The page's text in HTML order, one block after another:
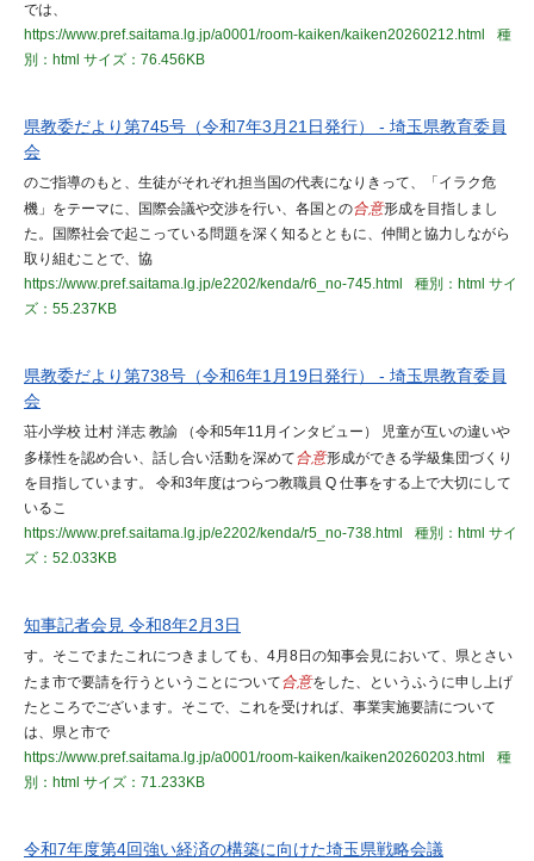
では、
https://www.pref.saitama.lg.jp/a0001/room-kaiken/kaiken20260212.html
種
別：html サイズ：76.456KB
県教委だより第745号（令和7年3月21日発行） - 埼玉県教育委員
会
のご指導のもと、生徒がそれぞれ担当国の代表になりきって、「イラク危
機」をテーマに、国際会議や交渉を行い、各国との合意形成を目指しまし
た。国際社会で起こっている問題を深く知るとともに、仲間と協力しながら
取り組むことで、協
https://www.pref.saitama.lg.jp/e2202/kenda/r6_no-745.html
種別：html サイ
ズ：55.237KB
県教委だより第738号（令和6年1月19日発行） - 埼玉県教育委員
会
荘小学校 辻村 洋志 教諭 （令和5年11月インタビュー） 児童が互いの違いや
多様性を認め合い、話し合い活動を深めて合意形成ができる学級集団づくり
を目指しています。 令和3年度はつらつ教職員 Q 仕事をする上で大切にして
いるこ
https://www.pref.saitama.lg.jp/e2202/kenda/r5_no-738.html
種別：html サイ
ズ：52.033KB
知事記者会見 令和8年2月3日
す。そこでまたこれにつきましても、4月8日の知事会見において、県とさい
たま市で要請を行うということについて合意をした、というふうに申し上げ
たところでございます。そこで、これを受ければ、事業実施要請について
は、県と市で
https://www.pref.saitama.lg.jp/a0001/room-kaiken/kaiken20260203.html
種
別：html サイズ：71.233KB
令和7年度第4回強い経済の構築に向けた埼玉県戦略会議